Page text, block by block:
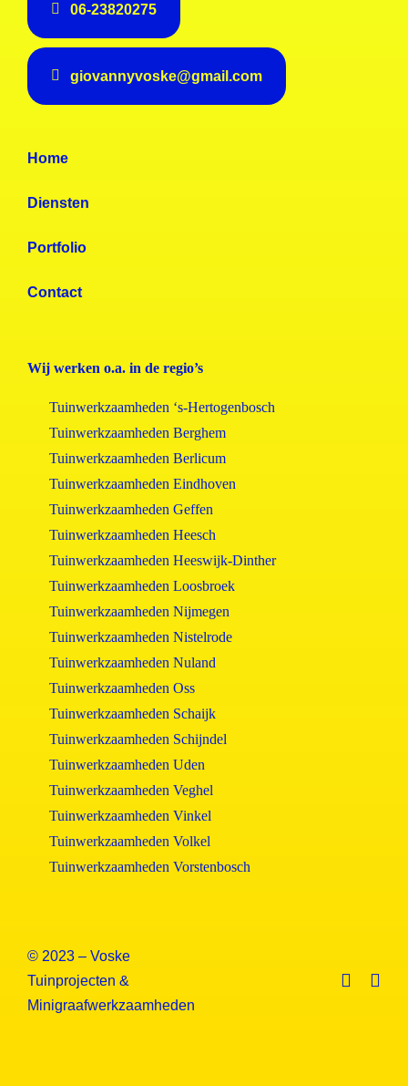
06-23820275
giovannyvoske@gmail.com
Home
Diensten
Portfolio
Contact
Wij werken o.a. in de regio’s
Tuinwerkzaamheden ‘s-Hertogenbosch
Tuinwerkzaamheden Berghem
Tuinwerkzaamheden Berlicum
Tuinwerkzaamheden Eindhoven
Tuinwerkzaamheden Geffen
Tuinwerkzaamheden Heesch
Tuinwerkzaamheden Heeswijk-Dinther
Tuinwerkzaamheden Loosbroek
Tuinwerkzaamheden Nijmegen
Tuinwerkzaamheden Nistelrode
Tuinwerkzaamheden Nuland
Tuinwerkzaamheden Oss
Tuinwerkzaamheden Schaijk
Tuinwerkzaamheden Schijndel
Tuinwerkzaamheden Uden
Tuinwerkzaamheden Veghel
Tuinwerkzaamheden Vinkel
Tuinwerkzaamheden Volkel
Tuinwerkzaamheden Vorstenbosch
© 2023 – Voske
Tuinprojecten &
Minigraafwerkzaamheden